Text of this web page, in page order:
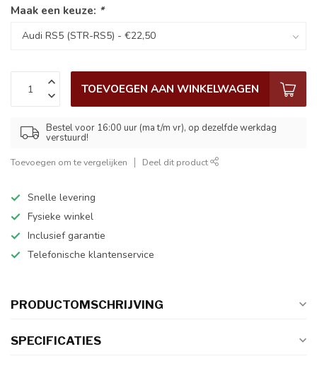
Maak een keuze: *
TOEVOEGEN AAN WINKELWAGEN
Bestel voor 16:00 uur (ma t/m vr), op dezelfde werkdag
verstuurd!
Toevoegen om te vergelijken Deel dit product
Snelle levering
Fysieke winkel
Inclusief garantie
Telefonische klantenservice
PRODUCTOMSCHRIJVING
SPECIFICATIES